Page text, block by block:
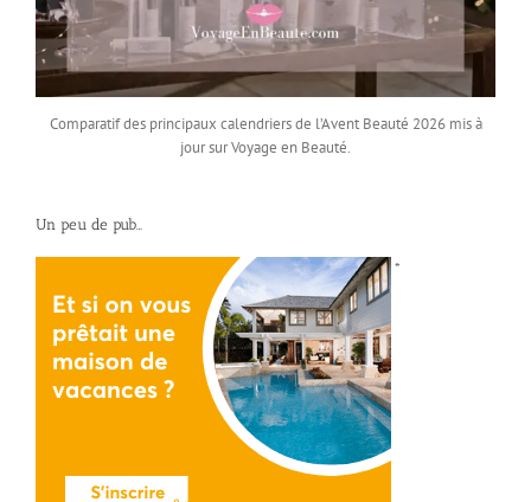
Comparatif des principaux calendriers de l’Avent Beauté 2026 mis à
jour sur Voyage en Beauté.
Un peu de pub…
*